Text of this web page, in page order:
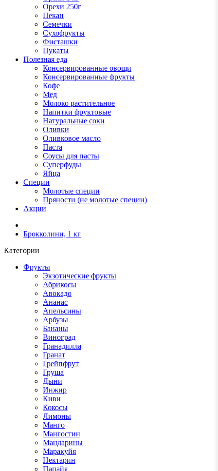
Орехи 250г
Пекан
Семечки
Сухофрукты
Фисташки
Цукаты
Полезная еда
Консервированные овощи
Консервированные фрукты
Кофе
Мед
Молоко растительное
Напитки фруктовые
Натуральные соки
Оливки
Оливковое масло
Паста
Соусы для пасты
Суперфуды
Яйца
Специи
Молотые специи
Пряности (не молотые специи)
Акции
Брокколини, 1 кг
Категории
Фрукты
Экзотические фрукты
Абрикосы
Авокадо
Ананас
Апельсины
Арбузы
Бананы
Виноград
Гранадилла
Гранат
Грейпфрут
Груша
Дыни
Инжир
Киви
Кокосы
Лимоны
Манго
Мангостин
Мандарины
Маракуйя
Нектарин
Папайя